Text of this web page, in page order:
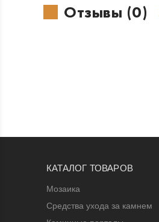
Отзывы (0)
КАТАЛОГ ТОВАРОВ
Мозаика
Средства ухода за камнем